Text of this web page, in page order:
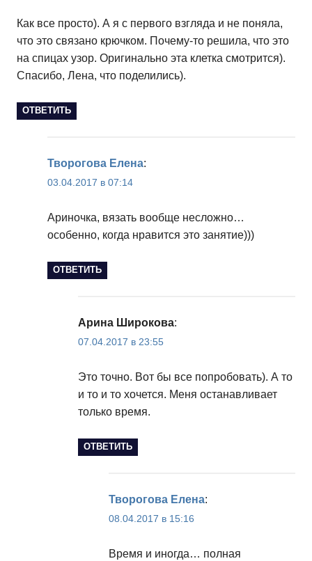
Как все просто). А я с первого взгляда и не поняла,
что это связано крючком. Почему-то решила, что это
на спицах узор. Оригинально эта клетка смотрится).
Спасибо, Лена, что поделились).
ОТВЕТИТЬ
Творогова Елена:
03.04.2017 в 07:14
Ариночка, вязать вообще несложно…
особенно, когда нравится это занятие)))
ОТВЕТИТЬ
Арина Широкова:
07.04.2017 в 23:55
Это точно. Вот бы все попробовать). А то
и то и то хочется. Меня останавливает
только время.
ОТВЕТИТЬ
Творогова Елена:
08.04.2017 в 15:16
Время и иногда… полная